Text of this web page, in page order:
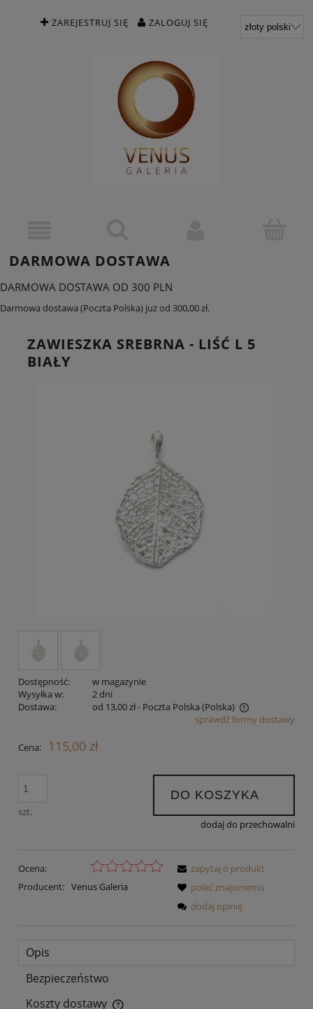
ZAREJESTRUJ SIĘ ZALOGUJ SIĘ
DARMOWA DOSTAWA
DARMOWA DOSTAWA OD 300 PLN
Darmowa dostawa (Poczta Polska) już od 300,00 zł.
ZAWIESZKA SREBRNA - LIŚĆ L 5
BIAŁY
Dostępność:
w magazynie
Wysyłka w:
2 dni
Dostawa:
od 13,00 zł- Poczta Polska (Polska)
Cena nie zawiera ewentualnych kosztów płatnościsprawdź formy dostawy
Cena: 115,00 zł
szt.
DO KOSZYKA
dodaj do przechowalni
Ocena:
Producent: Venus Galeria
zapytaj o produkt
poleć znajomemu
dodaj opinię
Opis
Bezpieczeństwo
Koszty dostawy